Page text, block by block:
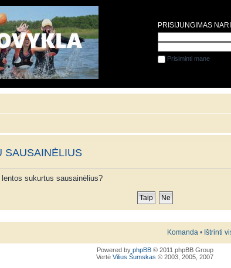
SAUSAINĖLIUS
sukurtus sausainėlius?
Komanda • Ištrinti
Powered by phpBB© 2011 phpBB Group
Vertė Vilius Šumskas © 2003, 2005, 2007
PRISIJUNGIMAS
Prisiminti mane